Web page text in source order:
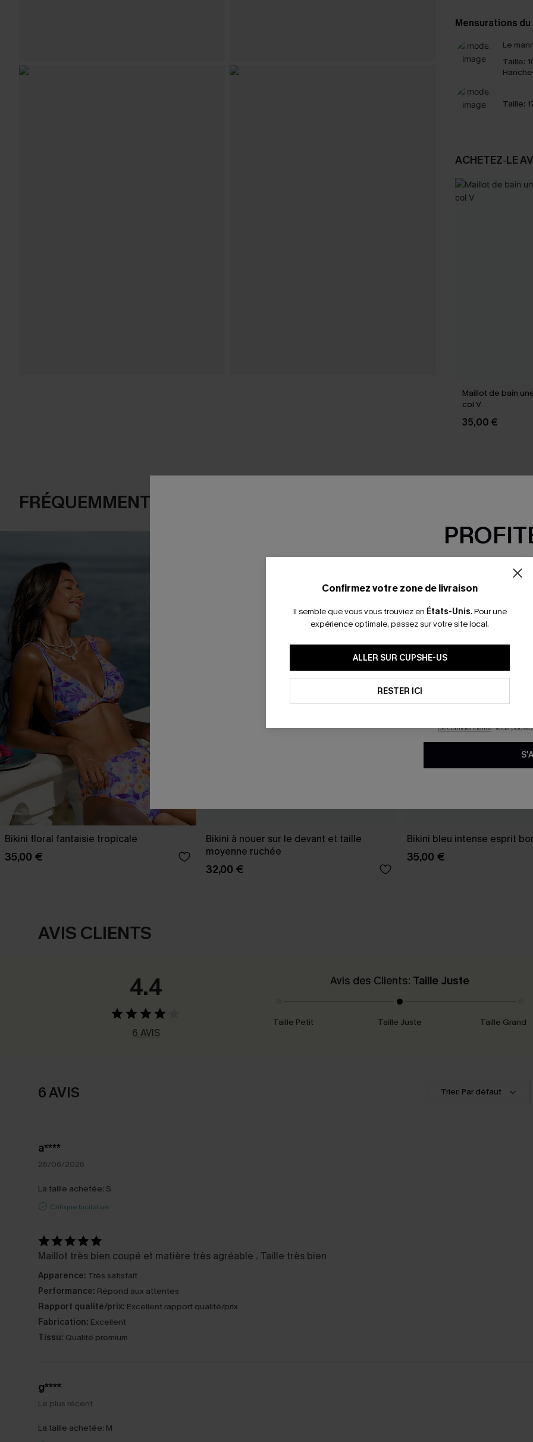
Mensurations
Le
Taille:
Taille:
ACHETEZ‑LE
Maillot de bain
col V
35,00 €
FRÉQUEMMENT ACHETÉS ENSEMBLE
Bikini floral fantaisie tropicale
35,00 €
Bikini à nouer sur le devant et taille
moyenne ruchée
32,00 €
Bikini bleu intense esprit
35,00 €
AVIS CLIENTS
4.4
6 AVIS
Avis des Clients: Taille Juste
Taille Petit Taille Juste Taille Grand
6 AVIS Trier: Par défaut
a****
26/06/2026
La taille achetée: S
Critique Incitative
Maillot très bien coupé et matière très agréable . Taille très bien
Apparence: Très satisfait
Performance: Répond aux attentes
Rapport qualité/prix: Excellent rapport qualité/prix
Fabrication: Excellent
Tissu: Qualité premium
g****
Le plus récent
La taille achetée: M
Confirmez votre zone de livraison
Il semble que vous vous trouviez en États-Unis. Pour une
expérience optimale, passez sur votre site local.
ALLER SUR CUPSHE-US
RESTER ICI
-15% dès 2
*Un code par
mails marketing (y compris
reconnaissez avoir pris
pouvons utiliser les données
de confidentialité. Vous